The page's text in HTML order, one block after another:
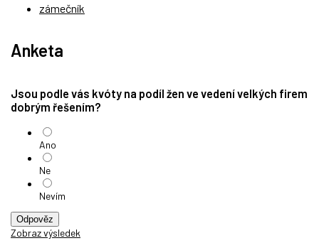
zámečník
Anketa
Jsou podle vás kvóty na podíl žen ve vedení velkých firem
dobrým řešením?
Ano
Ne
Nevím
Odpověz
Zobraz výsledek